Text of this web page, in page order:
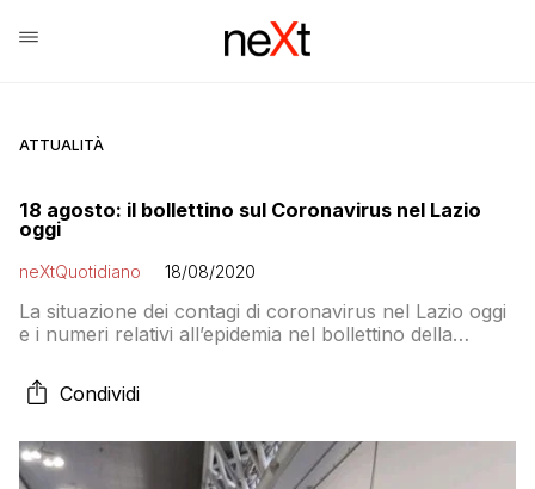
ATTUALITÀ
18 agosto: il bollettino sul Coronavirus nel Lazio
oggi
neXtQuotidiano 18/08/2020
La situazione dei contagi di coronavirus nel Lazio oggi
e i numeri relativi all’epidemia nel bollettino della
Condividi